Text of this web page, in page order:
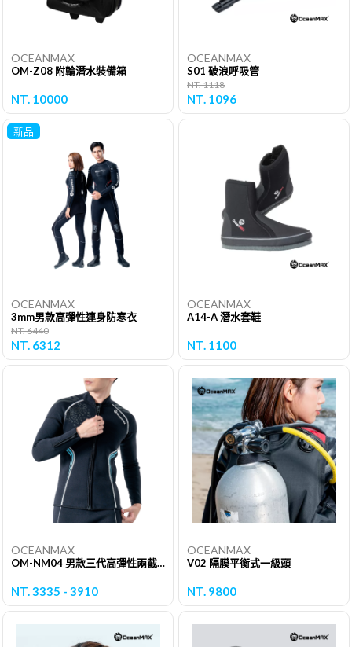
OCEANMAX
OM-Z08 附輪潛水裝備箱
NT. 10000
OCEANMAX
S01 破浪呼吸管
NT. 1118
NT. 1096
新品
OCEANMAX
3mm男款高彈性連身防寒衣
NT. 6440
NT. 6312
OCEANMAX
A14-A 潛水套鞋
NT. 1100
OCEANMAX
OM-NM04 男款三代高彈性兩截式防寒衣
NT. 3335 - 3910
OCEANMAX
V02 隔膜平衡式一級頭
NT. 9800